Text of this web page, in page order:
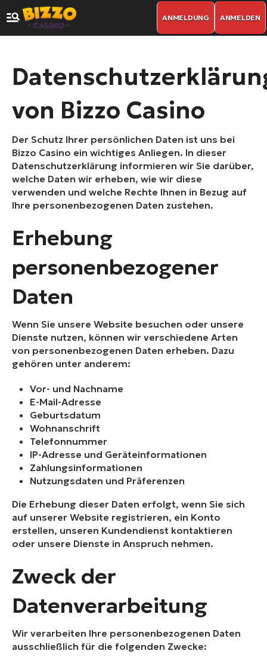
ANMELDUNG ANMELDEN
von Bizzo Casino
Der Schutz Ihrer persönlichen Daten ist uns bei
Bizzo Casino ein wichtiges Anliegen. In dieser
Datenschutzerklärung informieren wir Sie darüber,
welche Daten wir erheben, wie wir diese
verwenden und welche Rechte Ihnen in Bezug auf
Ihre personenbezogenen Daten zustehen.
Erhebung
personenbezogener
Daten
Wenn Sie unsere Website besuchen oder unsere
Dienste nutzen, können wir verschiedene Arten
von personenbezogenen Daten erheben. Dazu
gehören unter anderem:
Vor- und Nachname
E-Mail-Adresse
Geburtsdatum
Wohnanschrift
Telefonnummer
IP-Adresse und Geräteinformationen
Zahlungsinformationen
Nutzungsdaten und Präferenzen
Die Erhebung dieser Daten erfolgt, wenn Sie sich
auf unserer Website registrieren, ein Konto
erstellen, unseren Kundendienst kontaktieren
oder unsere Dienste in Anspruch nehmen.
Zweck der
Datenverarbeitung
Wir verarbeiten Ihre personenbezogenen Daten
ausschließlich für die folgenden Zwecke: